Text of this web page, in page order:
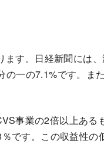
す。日経新聞には
一の7.1%です。ま
事業の2倍以上ある
です。この収益性の